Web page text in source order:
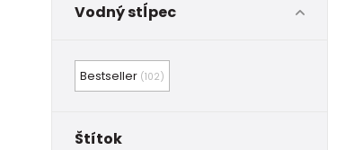
Vodný stĺpec
Bestseller (102)
Štítok